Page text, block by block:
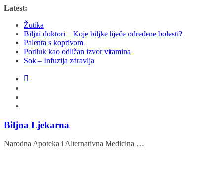
Skip
content
Latest:
Žutika
Biljni doktori – Koje biljke liječe određene bolesti?
Palenta s koprivom
Poriluk kao odličan izvor vitamina
Sok – Infuzija zdravlja
Biljna Ljekarna
Narodna Apoteka i Alternativna Medicina …